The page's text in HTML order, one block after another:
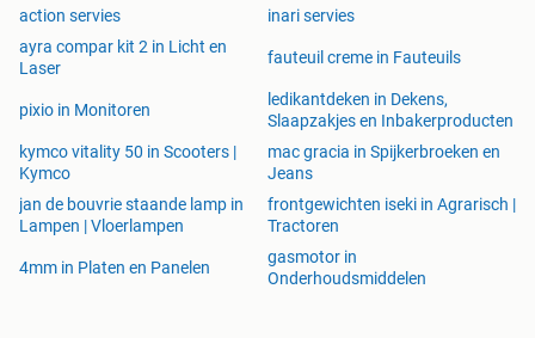
action servies
inari servies
ayra compar kit 2 in Licht en
Laser
fauteuil creme in Fauteuils
pixio in Monitoren
ledikantdeken in Dekens,
Slaapzakjes en Inbakerproducten
kymco vitality 50 in Scooters |
Kymco
mac gracia in Spijkerbroeken en
Jeans
jan de bouvrie staande lamp in
Lampen | Vloerlampen
frontgewichten iseki in Agrarisch |
Tractoren
4mm in Platen en Panelen
gasmotor in
Onderhoudsmiddelen